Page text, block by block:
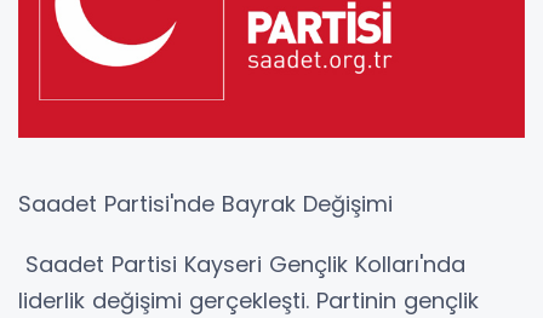
Saadet Partisi'nde Bayrak Değişimi
Saadet Partisi Kayseri Gençlik Kolları'nda
liderlik değişimi gerçekleşti. Partinin gençlik